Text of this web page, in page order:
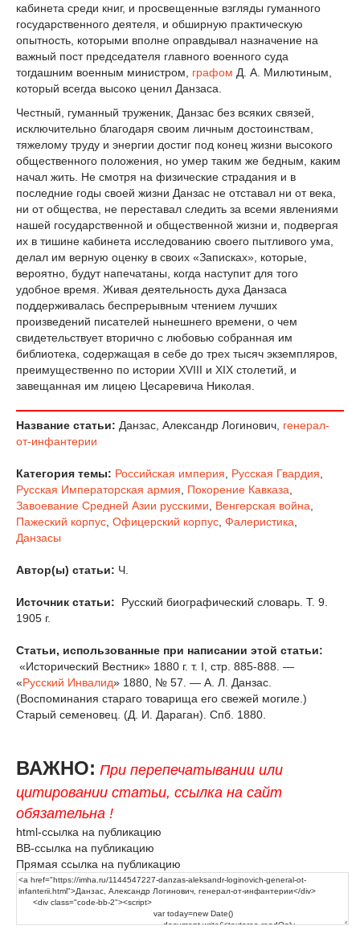
кабинета среди книг, и просвещенные взгляды гуманного
государственного деятеля, и обширную практическую
опытность, которыми вполне оправдывал назначение на
важный пост председателя главного военного суда
тогдашним военным министром, графом Д. А. Милютиным,
который всегда высоко ценил Данзаса.
Честный, гуманный труженик, Данзас без всяких связей,
исключительно благодаря своим личным достоинствам,
тяжелому труду и энергии достиг под конец жизни высокого
общественного положения, но умер таким же бедным, каким
начал жить. Не смотря на физические страдания и в
последние годы своей жизни Данзас не отставал ни от века,
ни от общества, не переставал следить за всеми явлениями
нашей государственной и общественной жизни и, подвергая
их в тишине кабинета исследованию своего пытливого ума,
делал им верную оценку в своих «Записках», которые,
вероятно, будут напечатаны, когда наступит для того
удобное время. Живая деятельность духа Данзаса
поддерживалась беспрерывным чтением лучших
произведений писателей нынешнего времени, о чем
свидетельствует вторично с любовью собранная им
библиотека, содержащая в себе до трех тысяч экземпляров,
преимущественно по истории XVIII и XIX столетий, и
завещанная им лицею Цесаревича Николая.
Название статьи: Данзас, Александр Логинович, генерал-
от-инфантерии
Категория темы: Российская империя Русская Гвардия
Русская Императорская армия
Покорение Кавказа
Завоевание Средней Азии русскими
Венгерская война
Пажеский корпус Офицерский корпус Фалеристика
Данзасы
Автор(ы) статьи: Ч.
Источник статьи:
Русский биографический словарь. Т. 9.
1905 г.
Статьи, использованные при написании этой статьи:
«Исторический Вестник» 1880 г. т. I, стр. 885-888. —
«Русский Инвалид» 1880, № 57. — А. Л. Данзас.
(Воспоминания стараго товарища его свежей могиле.)
Старый семеновец. (Д. И. Дараган). Спб. 1880.
ВАЖНО: При перепечатывании или
цитировании статьи, ссылка на сайт
обязательна !
html-ссылка на публикацию
BB-ссылка на публикацию
Прямая ссылка на публикацию